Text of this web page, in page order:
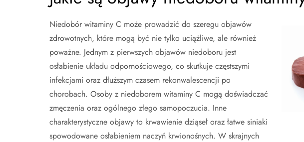
Niedobór witaminy C może prowadzić do szeregu objawów
zdrowotnych, które mogą być nie tylko uciążliwe, ale również
poważne. Jednym z pierwszych objawów niedoboru jest
osłabienie układu odpornościowego, co skutkuje częstszymi
infekcjami oraz dłuższym czasem rekonwalescencji po
chorobach. Osoby z niedoborem witaminy C mogą doświadczać
zmęczenia oraz ogólnego złego samopoczucia. Inne
charakterystyczne objawy to krwawienie dziąseł oraz łatwe siniaki
spowodowane osłabieniem naczyń krwionośnych. W skrajnych